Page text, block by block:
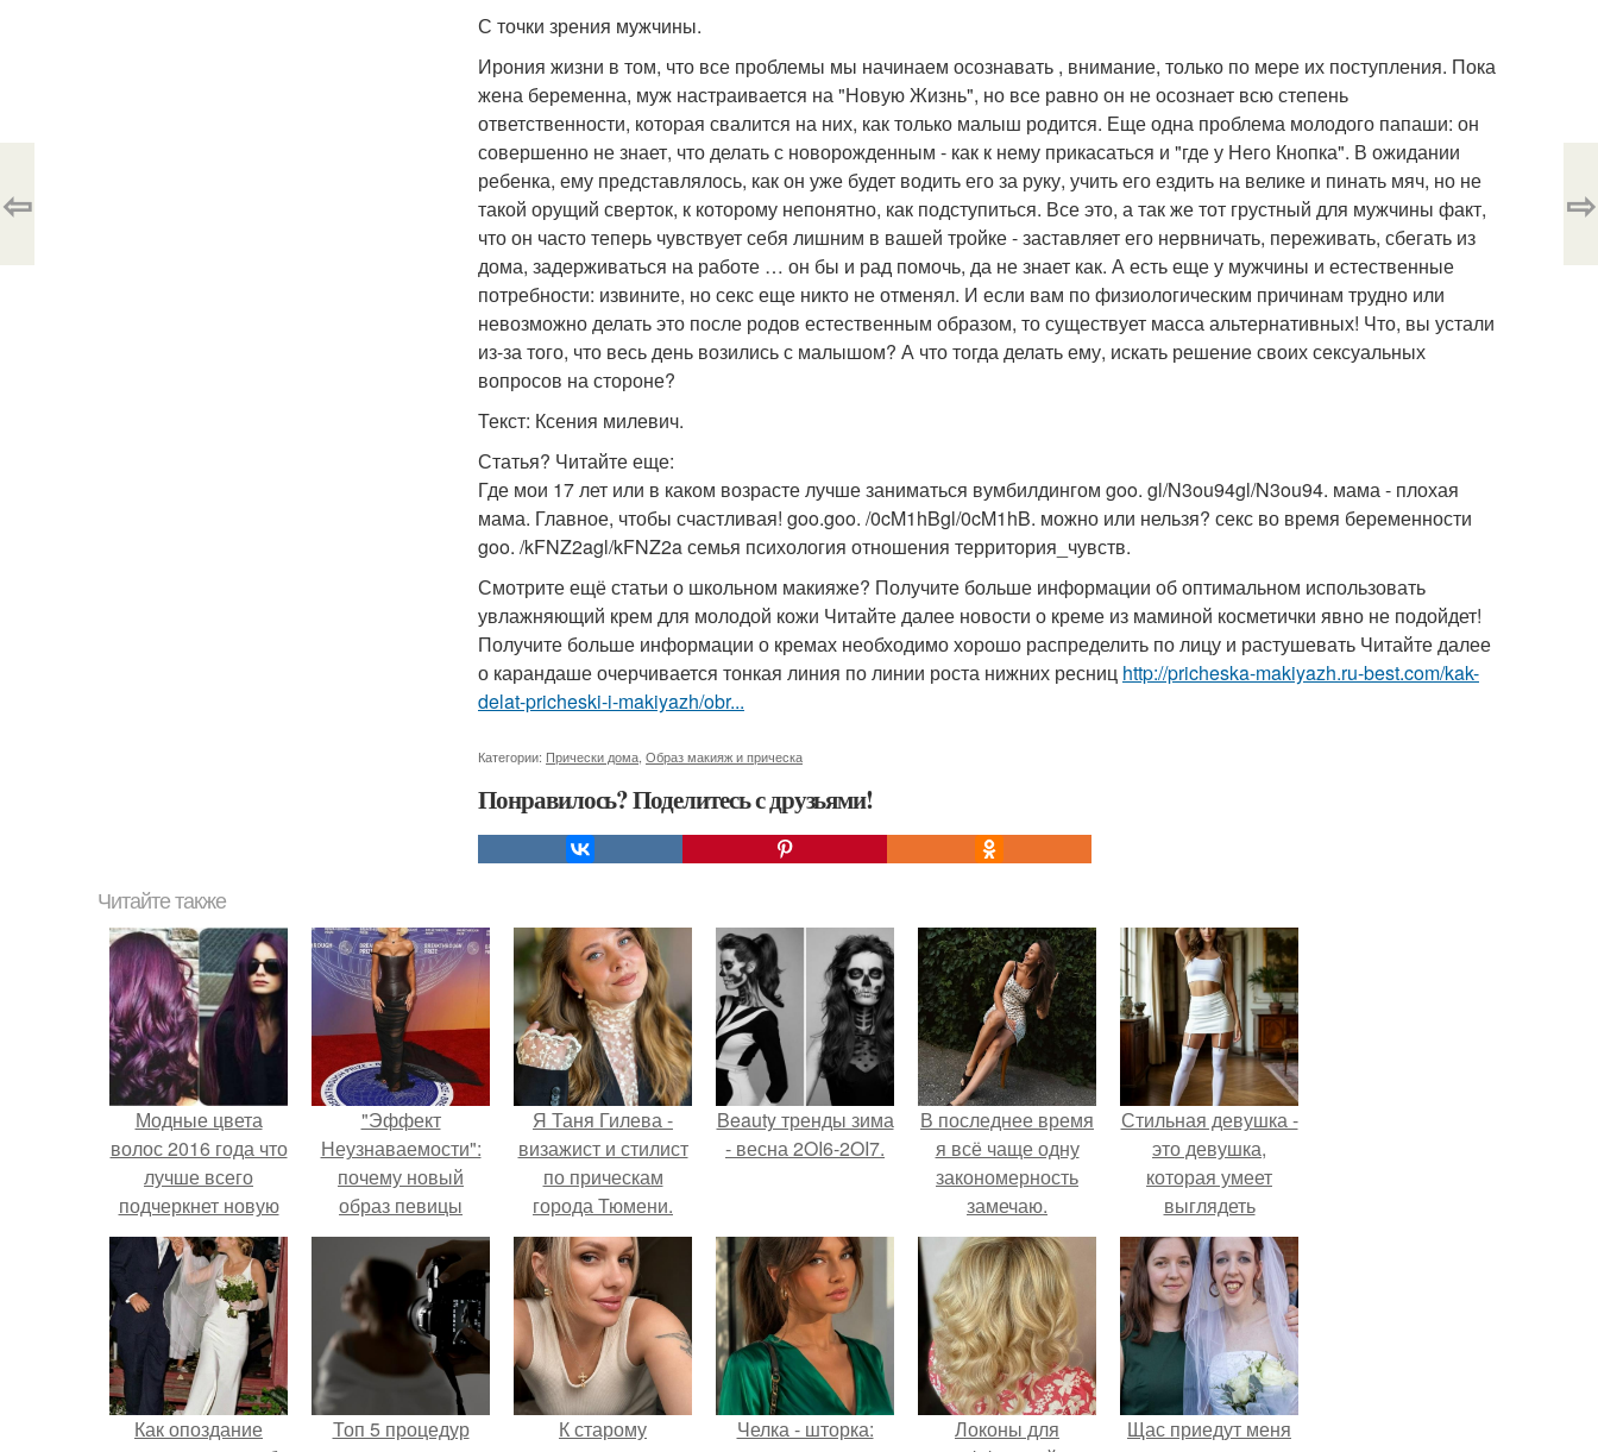
С точки зрения мужчины.
Ирония жизни в том, что все проблемы мы начинаем осознавать , внимание, только по мере их поступления. Пока
жена беременна, муж настраивается на "Новую Жизнь", но все равно он не осознает всю степень
ответственности, которая свалится на них, как только малыш родится. Еще одна проблема молодого папаши: он
совершенно не знает, что делать с новорожденным - как к нему прикасаться и "где у Него Кнопка". В ожидании
ребенка, ему представлялось, как он уже будет водить его за руку, учить его ездить на велике и пинать мяч, но не
такой орущий сверток, к которому непонятно, как подступиться. Все это, а так же тот грустный для мужчины факт,
что он часто теперь чувствует себя лишним в вашей тройке - заставляет его нервничать, переживать, сбегать из
дома, задерживаться на работе … он бы и рад помочь, да не знает как. А есть еще у мужчины и естественные
потребности: извините, но секс еще никто не отменял. И если вам по физиологическим причинам трудно или
невозможно делать это после родов естественным образом, то существует масса альтернативных! Что, вы устали
из-за того, что весь день возились с малышом? А что тогда делать ему, искать решение своих сексуальных
вопросов на стороне?
Текст: Ксения милевич.
Статья? Читайте еще:
Где мои 17 лет или в каком возрасте лучше заниматься вумбилдингом goo. gl/N3ou94gl/N3ou94. мама - плохая
мама. Главное, чтобы счастливая! goo.goo. /0cM1hBgl/0cM1hB. можно или нельзя? секс во время беременности
goo. /kFNZ2agl/kFNZ2a семья психология отношения территория_чувств.
Смотрите ещё статьи о школьном макияже? Получите больше информации об оптимальном использовать
увлажняющий крем для молодой кожи Читайте далее новости о креме из маминой косметички явно не подойдет!
Получите больше информации о кремах необходимо хорошо распределить по лицу и растушевать Читайте далее
о карандаше очерчивается тонкая линия по линии роста нижних ресниц http://pricheska-makiyazh.ru-best.com/kak-
delat-pricheski-i-makiyazh/obr...
Категории: Прически дома Образ макияж и прическа
Понравилось? Поделитесь с друзьями!
⇦ ⇨
Читайте также
Модные цвета
волос 2016 года что
лучше всего
подчеркнет новую
модную стрижку?
"Эффект
Неузнаваемости":
почему новый
образ певицы
вызвал споры о
гранях
возможного?
Я Таня Гилева -
визажист и стилист
по прическам
города Тюмени.
Beauty тренды зима
- весна 2OI6-2OI7.
В последнее время
я всё чаще одну
закономерность
замечаю.
Стильная девушка -
это девушка,
которая умеет
выглядеть
привлекательно и
элегантно в любои
ситуации.
Как опоздание
Топ 5 процедур
К старому
Челка - шторка:
Локоны для
Щас приедут меня